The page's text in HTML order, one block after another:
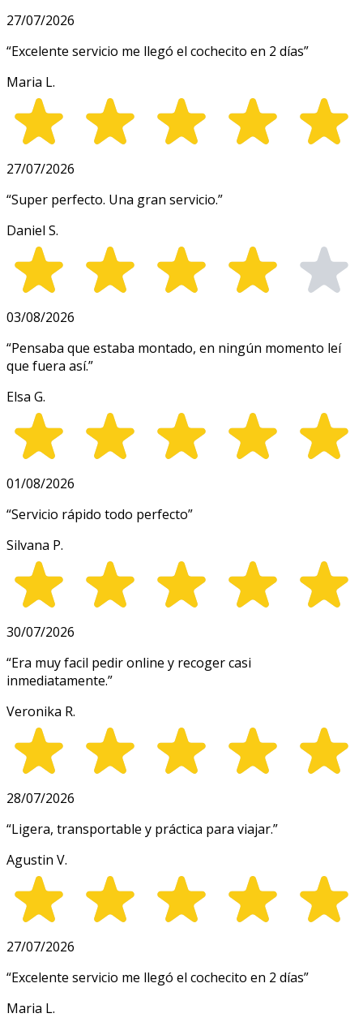
27/07/2026
“Excelente servicio me llegó el cochecito en 2 días”
Maria L.
27/07/2026
“Super perfecto. Una gran servicio.”
Daniel S.
03/08/2026
“Pensaba que estaba montado, en ningún momento leí
que fuera así.”
Elsa G.
01/08/2026
“Servicio rápido todo perfecto”
Silvana P.
30/07/2026
“Era muy facil pedir online y recoger casi
inmediatamente.”
Veronika R.
28/07/2026
“Ligera, transportable y práctica para viajar.”
Agustin V.
27/07/2026
“Excelente servicio me llegó el cochecito en 2 días”
Maria L.